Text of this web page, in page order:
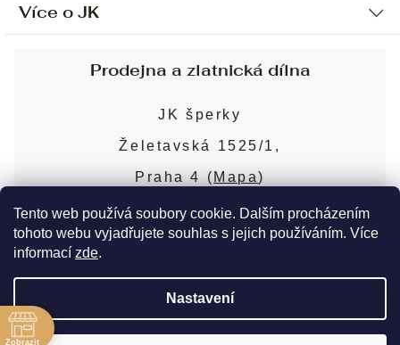
Tento web používá soubory cookie. Dalším procházením
tohoto webu vyjadřujete souhlas s jejich používáním. Více
informací zde.
Nastavení
Ochrana osobních údajů
Sjednání osobní schůzky
Obchodní podmínky
Puncovní značky
Více o JK
Blog
Nejčastější dotazy
Prodejna a zlatnická dílna
JK šperky
Želetavská 1525/1,
Praha 4 (Mapa)
Více o prodejně
Copyright 2026JK šperky. Všechna práva
vyhrazena. Upravit nastavení cookies
Zobrazit